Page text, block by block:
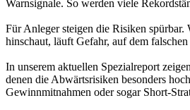
Warnsignale. So werden viele
Für Anleger steigen die Risiken spürbar.
hinschaut, läuft Gefahr, auf dem
In unserem aktuellen Spezialreport
denen die Abwärtsrisiken besonders
Gewinnmitnahmen oder sogar Short-